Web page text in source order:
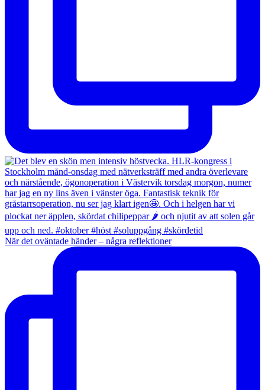
När det oväntade händer – några reflektioner